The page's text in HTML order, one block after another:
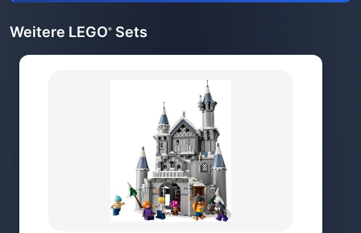
Weitere LEGO® Sets